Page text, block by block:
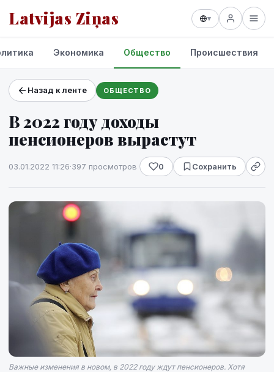
Latvijas Ziņas ▾
Проекты и сервисы
Прогноз погоды
Экономика Общество Происшествия
Назад к ленте ОБЩЕСТВО
В 2022 году доходы
пенсионеров вырастут
03.01.2022 11:26·397 просмотров 0 Сохранить
Важные изменения в новом, в 2022 году ждут пенсионеров. Хотя